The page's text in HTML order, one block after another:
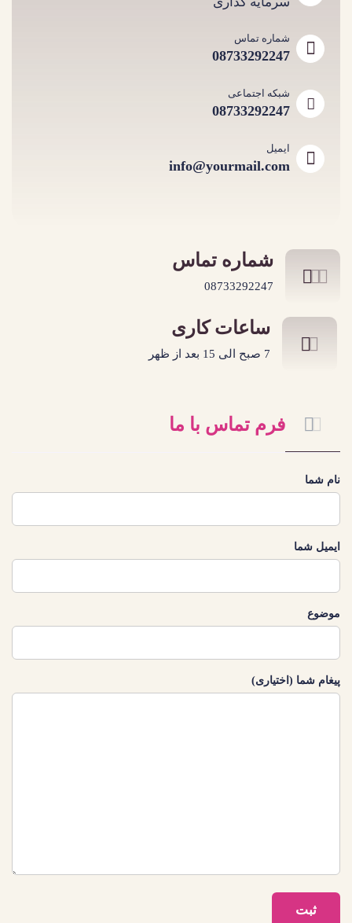
شماره تماس
08733292247
شبکه اجتماعی
08733292247
ایمیل
info@yourmail.com
شماره تماس
08733292247
ساعات کاری
7 صبح الی 15 بعد از ظهر
فرم تماس با ما
نام شما
ایمیل شما
موضوع
پیغام شما (اختیاری)